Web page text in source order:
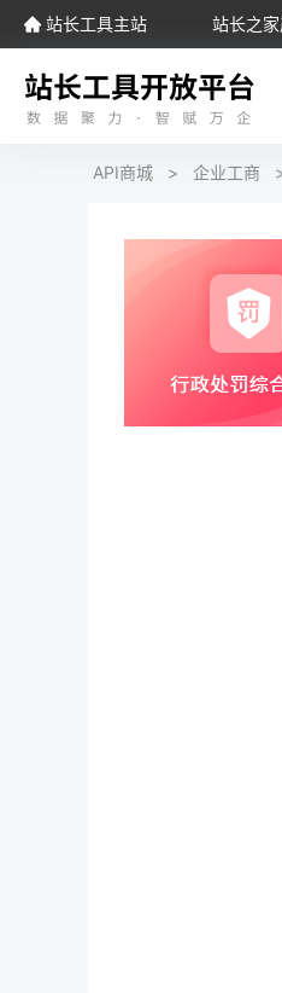
站长工具主站 站长之
API商城 > 企业工商